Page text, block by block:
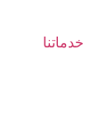
خدماتنا